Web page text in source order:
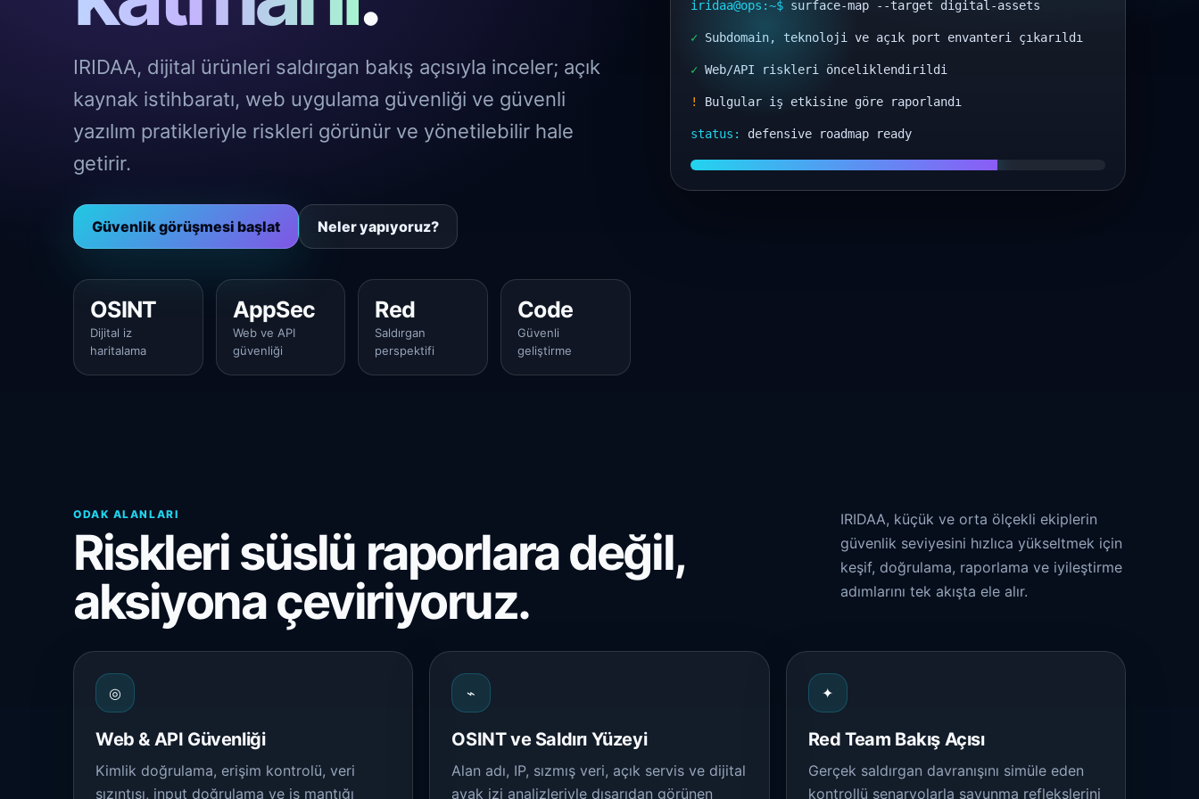
IRIDAA, dijital ürünleri saldırgan bakış açısıyla inceler; açık
kaynak istihbaratı, web uygulama güvenliği ve güvenli
yazılım pratikleriyle riskleri görünür ve yönetilebilir hale
getirir.
Güvenlik görüşmesi başlat Neler yapıyoruz?
OSINT
Dijital iz
haritalama
AppSec
Web ve API
güvenliği
Red
Saldırgan
perspektifi
Code
Güvenli
geliştirme
iridaa@ops:~$surface-map --target digital-assets
✓Subdomain, teknoloji ve açık port envanteri çıkarıldı
✓Web/API riskleri önceliklendirildi
! Bulgular iş etkisine göre raporlandı
status: defensive roadmap ready
ODAK ALANLARI
Riskleri süslü raporlara değil,
aksiyona çeviriyoruz.
IRIDAA, küçük ve orta ölçekli ekiplerin
güvenlik seviyesini hızlıca yükseltmek için
keşif, doğrulama, raporlama ve iyileştirme
adımlarını tek akışta ele alır.
◎
Web & API Güvenliği
Kimlik doğrulama, erişim kontrolü, veri
sızıntısı, input doğrulama ve iş mantığı
⌁
OSINT ve Saldırı Yüzeyi
Alan adı, IP, sızmış veri, açık servis ve dijital
ayak izi analizleriyle dışarıdan görünen
✦
Red Team Bakış Açısı
Gerçek saldırgan davranışını simüle eden
kontrollü senaryolarla savunma reflekslerini